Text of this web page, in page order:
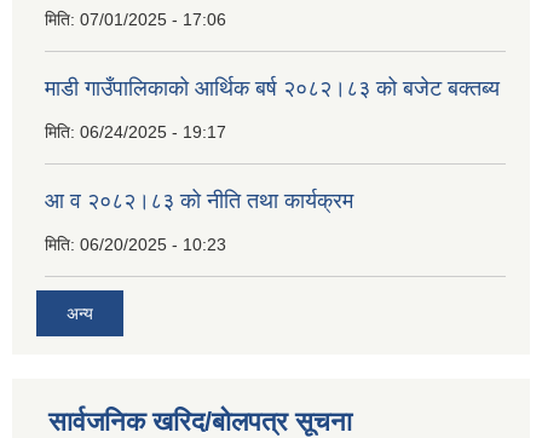
मिति: 07/01/2025 - 17:06
माडी गाउँपालिकाको आर्थिक बर्ष २०८२।८३ को बजेट बक्तब्य
मिति: 06/24/2025 - 19:17
आ व २०८२।८३ को नीति तथा कार्यक्रम
मिति: 06/20/2025 - 10:23
अन्य
सार्वजनिक खरिद/बोलपत्र सूचना